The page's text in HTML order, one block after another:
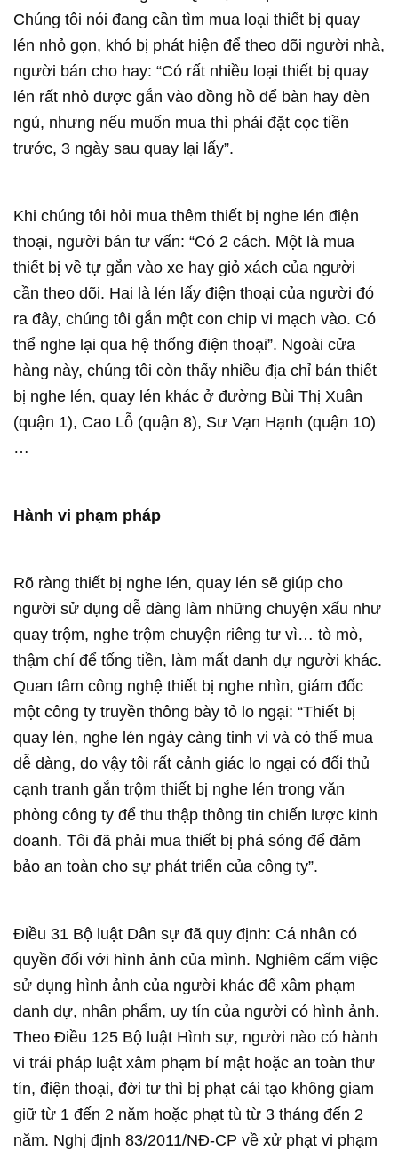
Chúng tôi nói đang cần tìm mua loại thiết bị quay
lén nhỏ gọn, khó bị phát hiện để theo dõi người nhà,
người bán cho hay: “Có rất nhiều loại thiết bị quay
lén rất nhỏ được gắn vào đồng hồ để bàn hay đèn
ngủ, nhưng nếu muốn mua thì phải đặt cọc tiền
trước, 3 ngày sau quay lại lấy”.
Khi chúng tôi hỏi mua thêm thiết bị nghe lén điện
thoại, người bán tư vấn: “Có 2 cách. Một là mua
thiết bị về tự gắn vào xe hay giỏ xách của người
cần theo dõi. Hai là lén lấy điện thoại của người đó
ra đây, chúng tôi gắn một con chip vi mạch vào. Có
thể nghe lại qua hệ thống điện thoại”. Ngoài cửa
hàng này, chúng tôi còn thấy nhiều địa chỉ bán thiết
bị nghe lén, quay lén khác ở đường Bùi Thị Xuân
(quận 1), Cao Lỗ (quận 8), Sư Vạn Hạnh (quận 10)
…
Hành vi phạm pháp
Rõ ràng thiết bị nghe lén, quay lén sẽ giúp cho
người sử dụng dễ dàng làm những chuyện xấu như
quay trộm, nghe trộm chuyện riêng tư vì… tò mò,
thậm chí để tống tiền, làm mất danh dự người khác.
Quan tâm công nghệ thiết bị nghe nhìn, giám đốc
một công ty truyền thông bày tỏ lo ngại: “Thiết bị
quay lén, nghe lén ngày càng tinh vi và có thể mua
dễ dàng, do vậy tôi rất cảnh giác lo ngại có đối thủ
cạnh tranh gắn trộm thiết bị nghe lén trong văn
phòng công ty để thu thập thông tin chiến lược kinh
doanh. Tôi đã phải mua thiết bị phá sóng để đảm
bảo an toàn cho sự phát triển của công ty”.
Điều 31 Bộ luật Dân sự đã quy định: Cá nhân có
quyền đối với hình ảnh của mình. Nghiêm cấm việc
sử dụng hình ảnh của người khác để xâm phạm
danh dự, nhân phẩm, uy tín của người có hình ảnh.
Theo Điều 125 Bộ luật Hình sự, người nào có hành
vi trái pháp luật xâm phạm bí mật hoặc an toàn thư
tín, điện thoại, đời tư thì bị phạt cải tạo không giam
giữ từ 1 đến 2 năm hoặc phạt tù từ 3 tháng đến 2
năm. Nghị định 83/2011/NĐ-CP về xử phạt vi phạm